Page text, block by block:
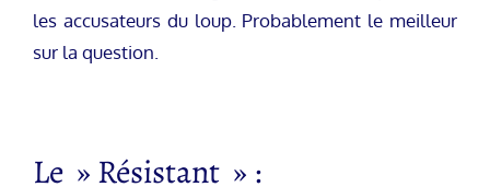
les accusateurs du loup. Probablement le meilleur
sur la question.
Le » Résistant » :